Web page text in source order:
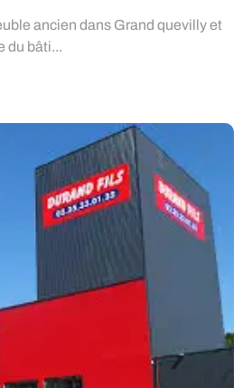
ancien dans Grand quevilly et
du bâti...